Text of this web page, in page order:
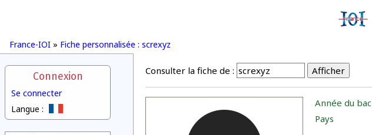
France-IOI » Fiche personnalisée : screxyz
Connexion
Se connecter
Langue :
Consulter la fiche de :
Année du bac
Pays